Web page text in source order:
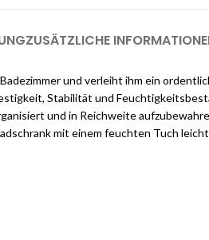
ZUSÄTZLICHE
und verleiht ihm ein
Stabilität und
und in Reichweite
mit einem feuchten Tuch